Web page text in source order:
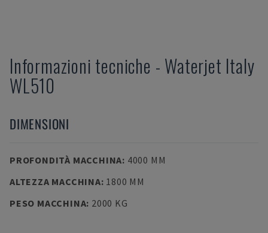
Informazioni tecniche - Waterjet Italy
WL510
DIMENSIONI
PROFONDITÀ MACCHINA: 4000 MM
ALTEZZA MACCHINA: 1800 MM
PESO MACCHINA: 2000 KG